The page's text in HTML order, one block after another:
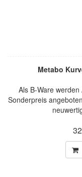
Metabo
Als B-Ware
Sonderpreis